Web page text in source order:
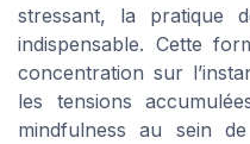
stressant, la pratique
indispensable. Cette
concentration sur
les tensions
mindfulness au sein